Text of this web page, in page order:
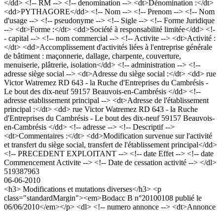
</dd> <!-- RM --> <!-- denomination --> <dt>Dénomination :</dt>
<dd>PYTHAGORE</dd> <!-- Nom --> <!-- Prenom --> <!-- Nom
d'usage --> <!-- pseudonyme --> <!-- Sigle --> <!-- Forme Juridique
--> <dt>Forme :</dt> <dd>Société à responsabilité limitée</dd> <!-
- capital --> <!-- nom commercial --> <!-- Activite --> <dt>Activité :
</dt> <dd>Accomplissement d'activités liées à l'entreprise générale
de bâtiment : maçonnerie, dallage, charpente, couverture,
menuiserie, plâtrerie, isolation</dd> <!-- administration --> <!--
adresse siège social --> <dt>Adresse du siège social :</dt> <dd> rue
Victor Watremez RD 643 - la Ruche d'Entreprises du Cambrésis -
Le bout des dix-neuf 59157 Beauvois-en-Cambrésis </dd> <!--
adresse etablissement principal --> <dt>Adresse de l'établissement
principal :</dt> <dd> rue Victor Watremez RD 643 - la Ruche
d'Entreprises du Cambrésis - Le bout des dix-neuf 59157 Beauvois-
en-Cambrésis </dd> <!-- adresse --> <!-- Descriptif -->
<dt>Commentaires :</dt> <dd>Modification survenue sur l'activité
et transfert du siège social, transfert de l'établissement principal</dd>
<!-- PRECEDENT EXPLOITANT --> <!-- date Effet --> <!-- date
Commencement Activite --> <!-- Date de cessation activité --> </dl>
519387963
06-06-2010
<h3> Modifications et mutations diverses</h3> <p
class="standardMargin"><em>Bodacc B n°20100108 publié le
06/06/2010</em></p> <dl> <!-- numero annonce --> <dt>Annonce